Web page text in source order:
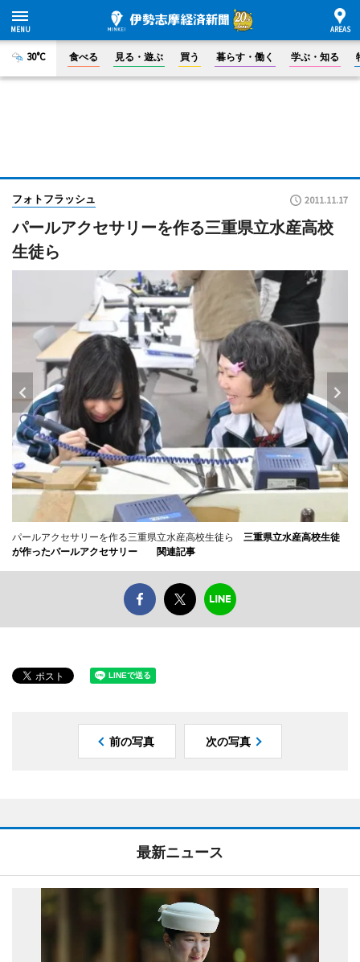
30°C 食べる 見る・遊ぶ 買う 暮らす・働く 学ぶ・知る
フォトフラッシュ 2011.11.17
パールアクセサリーを作る三重県立水産高校
生徒ら
パールアクセサリーを作る三重県立水産高校生徒ら 三重県立水産高校生徒
が作ったパールアクセサリー
関連記事
前の写真 次の写真
最新ニュース